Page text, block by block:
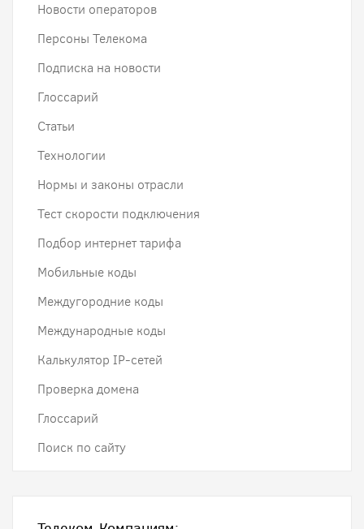
Новости операторов
Персоны Телекома
Подписка на новости
Глоссарий
Статьи
Технологии
Нормы и законы отрасли
Тест скорости подключения
Подбор интернет тарифа
Мобильные коды
Междугородние коды
Международные коды
Калькулятор IP-сетей
Проверка домена
Глоссарий
Поиск по сайту